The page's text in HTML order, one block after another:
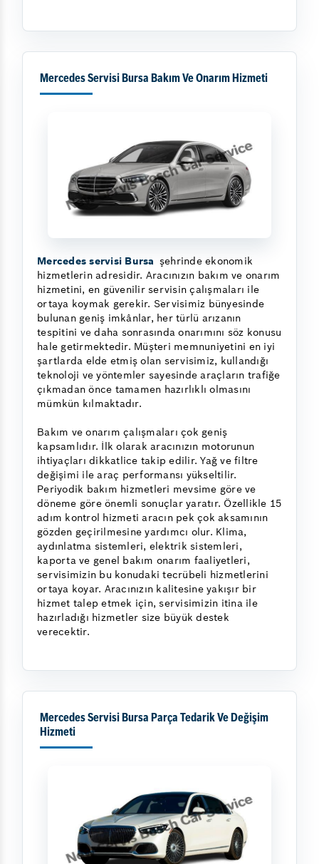
Mercedes Servisi Bursa Bakım Ve Onarım Hizmeti
Mercedes servisi Bursa şehrinde ekonomik
hizmetlerin adresidir. Aracınızın bakım ve onarım
hizmetini, en güvenilir servisin çalışmaları ile
ortaya koymak gerekir. Servisimiz bünyesinde
bulunan geniş imkânlar, her türlü arızanın
tespitini ve daha sonrasında onarımını söz konusu
hale getirmektedir. Müşteri memnuniyetini en iyi
şartlarda elde etmiş olan servisimiz, kullandığı
teknoloji ve yöntemler sayesinde araçların trafiğe
çıkmadan önce tamamen hazırlıklı olmasını
mümkün kılmaktadır.
Bakım ve onarım çalışmaları çok geniş
kapsamlıdır. İlk olarak aracınızın motorunun
ihtiyaçları dikkatlice takip edilir. Yağ ve filtre
değişimi ile araç performansı yükseltilir.
Periyodik bakım hizmetleri mevsime göre ve
döneme göre önemli sonuçlar yaratır. Özellikle 15
adım kontrol hizmeti aracın pek çok aksamının
gözden geçirilmesine yardımcı olur. Klima,
aydınlatma sistemleri, elektrik sistemleri,
kaporta ve genel bakım onarım faaliyetleri,
servisimizin bu konudaki tecrübeli hizmetlerini
ortaya koyar. Aracınızın kalitesine yakışır bir
hizmet talep etmek için, servisimizin itina ile
hazırladığı hizmetler size büyük destek
verecektir.
Mercedes Servisi Bursa Parça Tedarik Ve Değişim
Hizmeti